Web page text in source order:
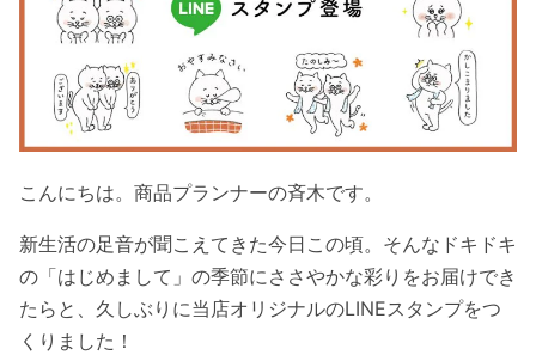
こんにちは。商品プランナーの斉木です。
新生活の足音が聞こえてきた今日この頃。そんなドキドキ
の「はじめまして」の季節にささやかな彩りをお届けでき
たらと、久しぶりに当店オリジナルのLINEスタンプをつ
くりました！